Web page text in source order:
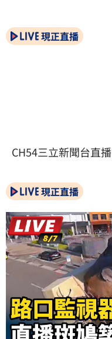
現正直播
CH54三立新聞台直播
現正直播